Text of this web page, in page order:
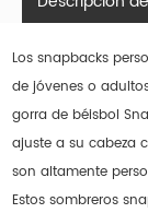
Los snapbacks
de jóvenes o
gorra de béisbol
ajuste a su cabeza
son altamente
Estos sombreros